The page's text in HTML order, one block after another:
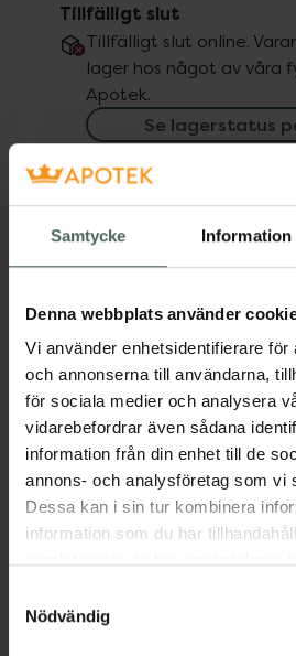
Samtycke Information
Denna webbplats använder
Vi använder enhetsidentifierare för
och annonserna till användarna,
för sociala medier och analysera
vidarebefordrar även sådana
information från din enhet till de
annons- och analysföretag som vi
Dessa kan i sin tur kombinera
information som du har
återkalla ditt samtycke via
cookieinställningar. Ett återkallat
Nödvändig
Tillfälligt slut
Tillfälligt slut online.
lager hos något av våra
Apotek.
Se lagerstatus
Din e-postadress
Jag accepterar villkoren
Spara
Aktuella erbjudanden
Beskrivning
Kategorier: